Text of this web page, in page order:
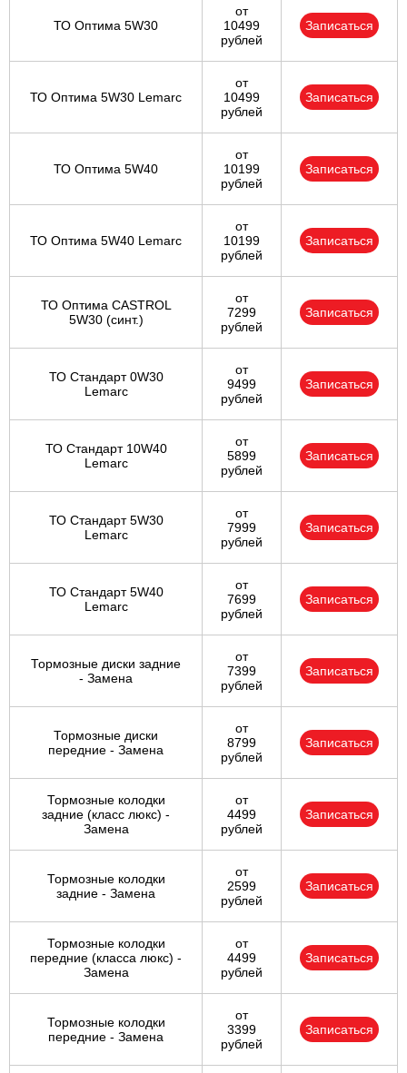
ТО Оптима 5W30
от
10499
рублей
Записаться
ТО Оптима 5W30 Lemarc
от
10499
рублей
Записаться
ТО Оптима 5W40
от
10199
рублей
Записаться
ТО Оптима 5W40 Lemarc
от
10199
рублей
Записаться
ТО Оптима CASTROL
5W30 (синт.)
от
7299
рублей
Записаться
ТО Стандарт 0W30
Lemarc
от
9499
рублей
Записаться
ТО Стандарт 10W40
Lemarc
от
5899
рублей
Записаться
ТО Стандарт 5W30
Lemarc
от
7999
рублей
Записаться
ТО Стандарт 5W40
Lemarc
от
7699
рублей
Записаться
Тормозные диски задние
- Замена
от
7399
рублей
Записаться
Тормозные диски
передние - Замена
от
8799
рублей
Записаться
Тормозные колодки
задние (класс люкс) -
Замена
от
4499
рублей
Записаться
Тормозные колодки
задние - Замена
от
2599
рублей
Записаться
Тормозные колодки
передние (класса люкс) -
Замена
от
4499
рублей
Записаться
Тормозные колодки
передние - Замена
от
3399
рублей
Записаться